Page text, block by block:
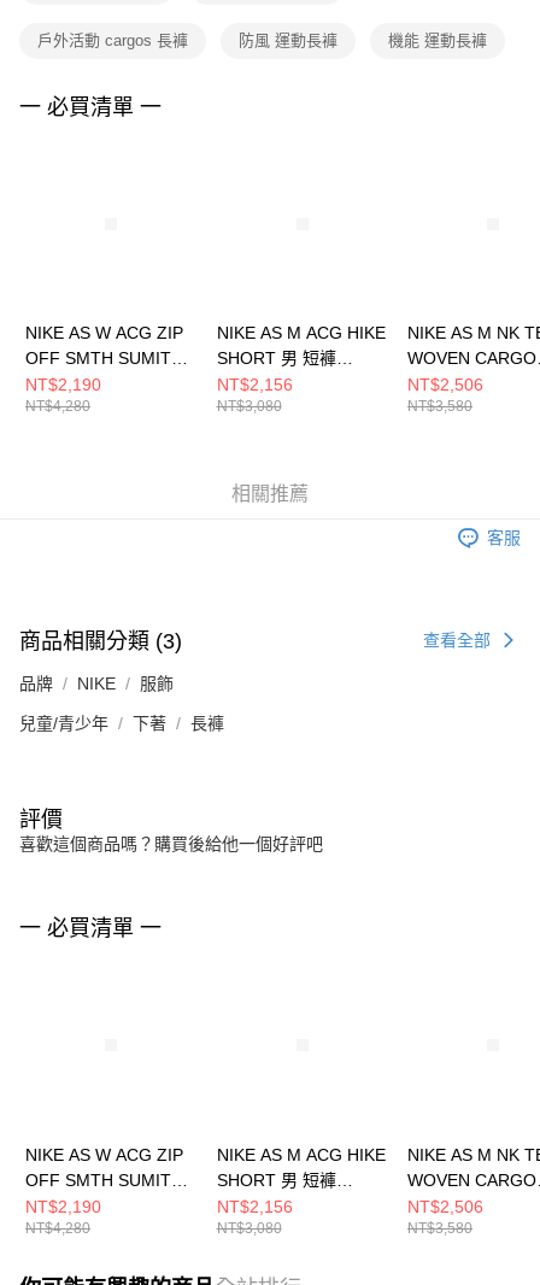
３．未成年的使用者請事先徵得法定代理人或監護人之同意方可使用
４．使用「AFTEE先享後付」時，將依據個別帳號之用戶狀況，依本公司即
戶外活動 cargos 長褲 防風 運動長褲 機能 運動長褲
一 必買清單 一
NIKE AS W ACG ZIP
OFF SMTH SUMIT
SK 女 長裙
FN1970361
NT$2,190
NT$4,280
NIKE AS M ACG HIKE
SHORT 男 短褲
FN2431324
NT$2,156
NT$3,080
NIKE AS M NK
WOVEN CARGO
SHORT 男 短褲
HJ0678297
NT$2,506
NT$3,580
相關推薦
客服
商品相關分類 (3) 查看全部
品牌 NIKE 服飾
兒童/青少年 下著 長褲
評價
喜歡這個商品嗎？購買後給他一個好評吧
一 必買清單 一
NIKE AS W ACG ZIP
OFF SMTH SUMIT
SK 女 長裙
FN1970361
NT$2,190
NT$4,280
NIKE AS M ACG HIKE
SHORT 男 短褲
FN2431324
NT$2,156
NT$3,080
NIKE AS M NK
WOVEN CARGO
SHORT 男 短褲
HJ0678297
NT$2,506
NT$3,580